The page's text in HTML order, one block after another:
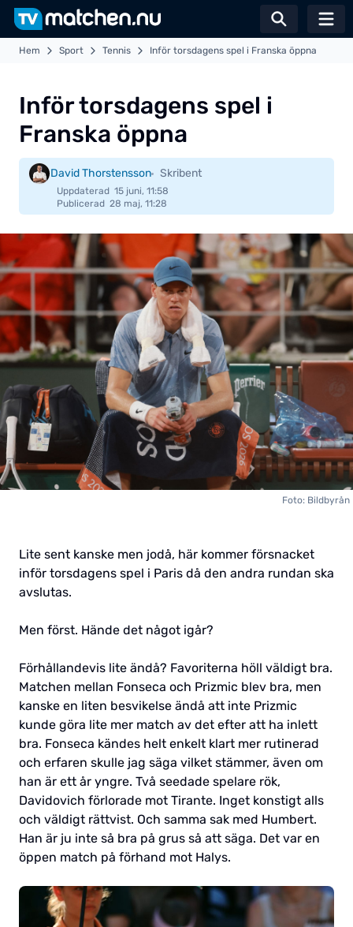
Växla
Hem Sport Tennis Inför torsdagens spel i Franska öppna
Inför torsdagens spel i
Franska öppna
David Thorstensson Skribent
Uppdaterad 15 juni, 11:58
Publicerad 28 maj, 11:28
Foto: Bildbyrån
Lite sent kanske men jodå, här kommer försnacket
inför torsdagens spel i Paris då den andra rundan ska
avslutas.
Men först. Hände det något igår?
Förhållandevis lite ändå? Favoriterna höll väldigt bra.
Matchen mellan Fonseca och Prizmic blev bra, men
kanske en liten besvikelse ändå att inte Prizmic
kunde göra lite mer match av det efter att ha inlett
bra. Fonseca kändes helt enkelt klart mer rutinerad
och erfaren skulle jag säga vilket stämmer, även om
han är ett år yngre. Två seedade spelare rök,
Davidovich förlorade mot Tirante. Inget konstigt alls
och väldigt rättvist. Och samma sak med Humbert.
Han är ju inte så bra på grus så att säga. Det var en
öppen match på förhand mot Halys.